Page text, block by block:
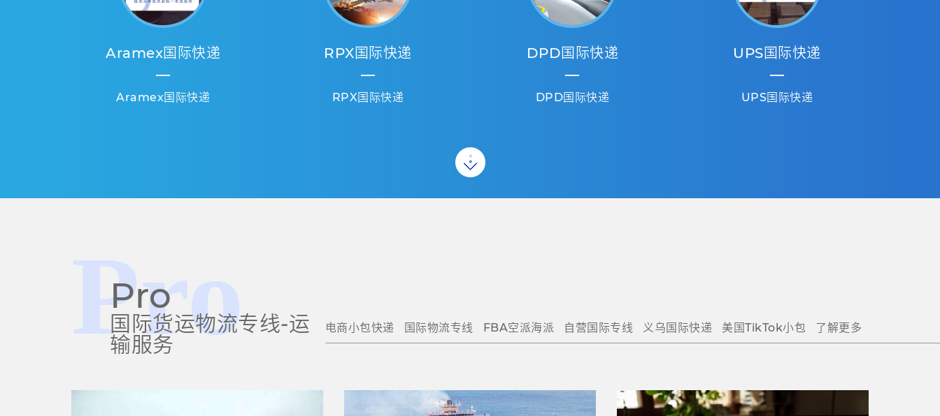
Aramex国际快递
Aramex国际快递
RPX国际快递
RPX国际快递
DPD国际快递
DPD国际快递
UPS国际快递
UPS国际快递
电商小包快递 国际物流专线 FBA空派海派 自营国际专线 义乌国际快递 美国TikTok小包 了解更多
Pro
国际货运物流专线-运
输服务
Pro